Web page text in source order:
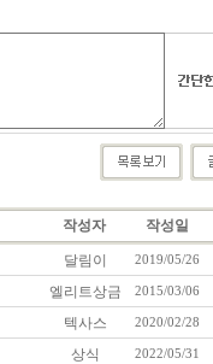
작성자 작성일
달림이 2019/05/26
엘리트상금 2015/03/06
텍사스 2020/02/28
상식 2022/05/31